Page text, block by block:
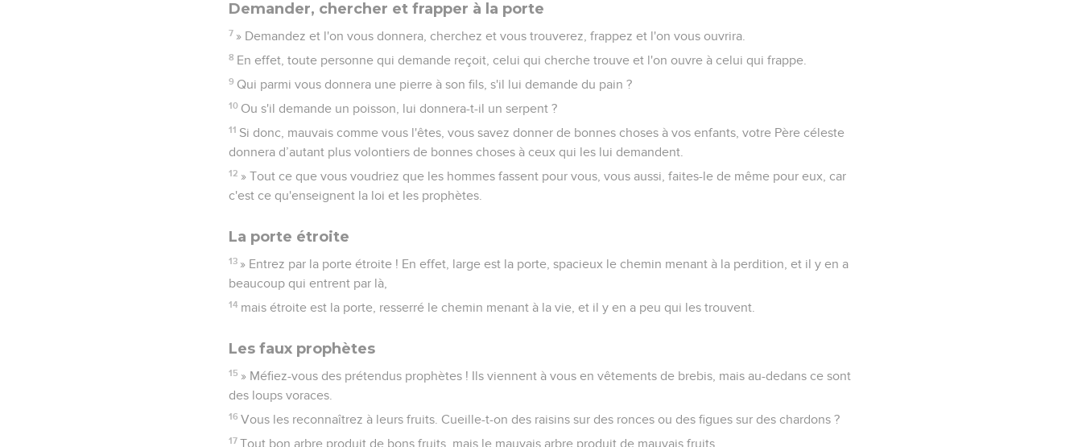
Demander, chercher et frapper à la porte
7 » Demandez et l'on vous donnera, cherchez et vous trouverez, frappez et l'on vous ouvrira.
8 En effet, toute personne qui demande reçoit, celui qui cherche trouve et l'on ouvre à celui qui frappe.
9 Qui parmi vous donnera une pierre à son fils, s'il lui demande du pain ?
10 Ou s'il demande un poisson, lui donnera-t-il un serpent ?
11 Si donc, mauvais comme vous l'êtes, vous savez donner de bonnes choses à vos enfants, votre Père céleste
donnera d’autant plus volontiers de bonnes choses à ceux qui les lui demandent.
12 » Tout ce que vous voudriez que les hommes fassent pour vous, vous aussi, faites-le de même pour eux, car
c'est ce qu'enseignent la loi et les prophètes.
La porte étroite
13 » Entrez par la porte étroite ! En effet, large est la porte, spacieux le chemin menant à la perdition, et il y en a
beaucoup qui entrent par là,
14 mais étroite est la porte, resserré le chemin menant à la vie, et il y en a peu qui les trouvent.
Les faux prophètes
15 » Méfiez-vous des prétendus prophètes ! Ils viennent à vous en vêtements de brebis, mais au-dedans ce sont
des loups voraces.
16 Vous les reconnaîtrez à leurs fruits. Cueille-t-on des raisins sur des ronces ou des figues sur des chardons ?
17 Tout bon arbre produit de bons fruits, mais le mauvais arbre produit de mauvais fruits.